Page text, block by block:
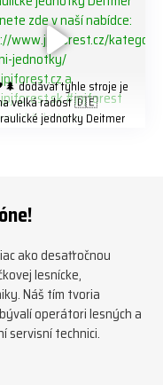
dodávat tyhle stroje je
velká radost 🇩🇪
jednotky Deitmer
#deitmer
ako desaťročnou
lesnícke,
Náš tím tvoria
operátori lesných a
servisní technici.